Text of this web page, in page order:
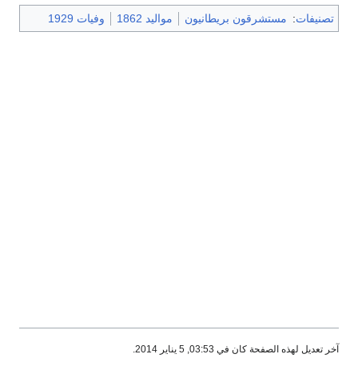
تصنيفات: مستشرقون بريطانيون مواليد 1862 وفيات 1929
آخر تعديل لهذه الصفحة كان في 03:53, 5 يناير 2014.